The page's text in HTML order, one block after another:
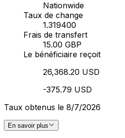
Nationwide
Taux de change
1.319400
Frais de transfert
15.00 GBP
Le bénéficiaire reçoit
26,368.20 USD
-375.79 USD
Taux obtenus le 8/7/2026
En savoir plus